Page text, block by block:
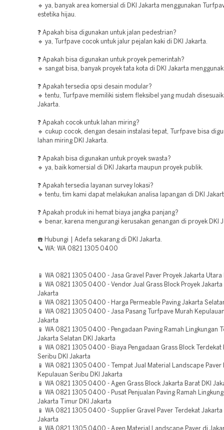
🔹 ya, banyak area komersial di DKI Jakarta menggunakan
estetika hijau.
❓ Apakah bisa digunakan untuk jalan pedestrian?
🔹 ya, Turfpave cocok untuk jalur pejalan kaki di DKI Jakarta.
❓ Apakah bisa digunakan untuk proyek pemerintah?
🔹 sangat bisa, banyak proyek tata kota di DKI Jakarta
❓ Apakah tersedia opsi desain modular?
🔹 tentu, Turfpave memiliki sistem fleksibel yang mudah
Jakarta.
❓ Apakah cocok untuk lahan miring?
🔹 cukup cocok, dengan desain instalasi tepat, Turfpave bisa
lahan miring DKI Jakarta.
❓ Apakah bisa digunakan untuk proyek swasta?
🔹 ya, baik komersial di DKI Jakarta maupun proyek publik.
❓ Apakah tersedia layanan survey lokasi?
🔹 tentu, tim kami dapat melakukan analisa lapangan di DKI
❓ Apakah produk ini hemat biaya jangka panjang?
🔹 benar, karena mengurangi kerusakan genangan di proyek DKI
☎️ Hubungi | Adefa sekarang di DKI Jakarta.
📞 WA: WA 0821 1305 0400
📱 WA 0821 1305 0400 - Jasa Gravel Paver Proyek Jakarta Utara
📱 WA 0821 1305 0400 - Vendor Jual Grass Block Proyek Jakarta
Jakarta
📱 WA 0821 1305 0400 - Harga Permeable Paving Jakarta
📱 WA 0821 1305 0400 - Jasa Pasang Turfpave Murah
Jakarta
📱 WA 0821 1305 0400 - Pengadaan Paving Ramah Lingkungan
Jakarta Selatan DKI Jakarta
📱 WA 0821 1305 0400 - Biaya Pengadaan Grass Block Terdekat
Seribu DKI Jakarta
📱 WA 0821 1305 0400 - Tempat Jual Material Landscape Paver
Kepulauan Seribu DKI Jakarta
📱 WA 0821 1305 0400 - Agen Grass Block Jakarta Barat DKI
📱 WA 0821 1305 0400 - Pusat Penjualan Paving Ramah
Jakarta Timur DKI Jakarta
📱 WA 0821 1305 0400 - Supplier Gravel Paver Terdekat Jakarta
Jakarta
📱 WA 0821 1305 0400 - Agen Material Landscape Paver di